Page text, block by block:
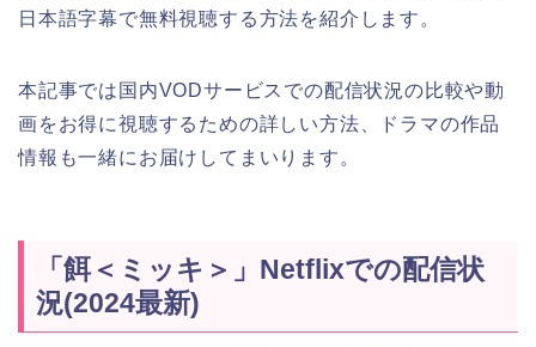
日本語字幕で無料視聴する方法を紹介します。
本記事では国内VODサービスでの配信状況の比較や動
画をお得に視聴するための詳しい方法、ドラマの作品
情報も一緒にお届けしてまいります。
「餌＜ミッキ＞」Netflixでの配信状
況(2024最新)